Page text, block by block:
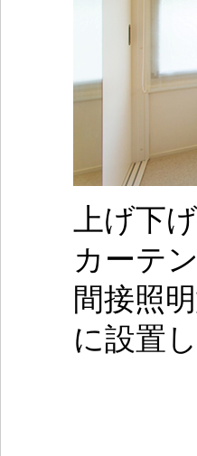
上げ下
カーテ
間接照
に設置し